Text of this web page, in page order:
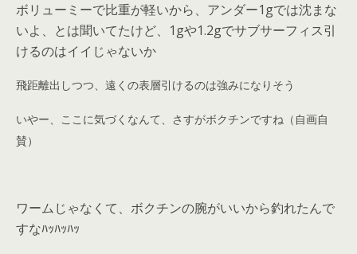
ボリューミーで比重が軽いから、アンダー1gでは沈まな
いよ、とは聞いてたけど、1gや1.2gでサブサーフィス引
けるのはイイじゃないか
飛距離出しつつ、遠くの表層引けるのは強みになりそう
いやー、ここに気づくなんて、さすがボクチンですね（自画自
賛）
ワームじゃなくて、ボクチンの腕がいいから釣れたんで
すなﾊｯﾊｯﾊｯ